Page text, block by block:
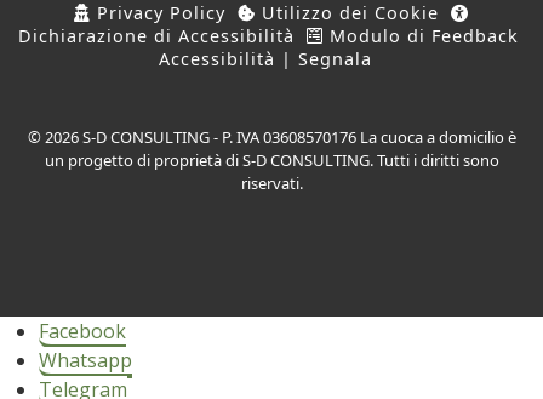
Privacy Policy
Utilizzo dei Cookie
Dichiarazione di Accessibilità
Modulo di Feedback
Accessibilità | Segnala
© 2026 S-D CONSULTING - P. IVA 03608570176 La cuoca a domicilio è
un progetto di proprietà di S-D CONSULTING. Tutti i diritti sono
riservati.
Facebook
Whatsapp
Telegram